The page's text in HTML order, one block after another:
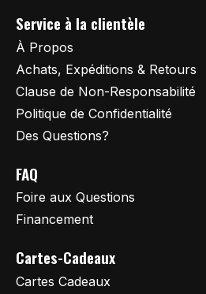
Service à la clientèle
À Propos
Achats, Expéditions & Retours
Clause de Non-Responsabilité
Politique de Confidentialité
Des Questions?
FAQ
Foire aux Questions
Financement
Cartes-Cadeaux
Cartes Cadeaux